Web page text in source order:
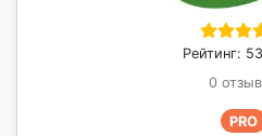
Рейтинг:
0
PRO